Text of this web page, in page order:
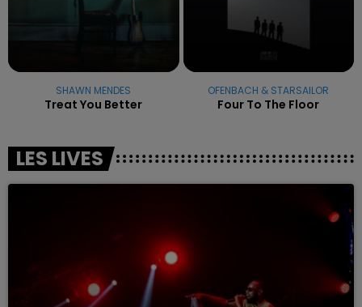
SHAWN MENDES
Treat You Better
OFENBACH & STARSAILOR
Four To The Floor
LES LIVES